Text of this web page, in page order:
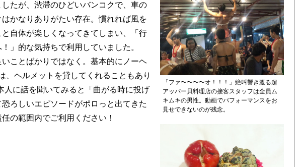
たが、渋滞のひどいバンコクで、車の
かなりありがたい存在。慣れれば風を
自体が楽しくなってきてしまい、「行
」的な気持ちで利用していました。
ことばかりではなく。基本的にノーヘ
、ヘルメットを貸してくれることもあり
人に話を聞いてみると「曲がる時に投げ
ろしいエピソードがポロっと出てきた
の範囲内でご利用ください！
「ファ〜〜〜〜オ！！！」絶叫響き渡る超
アッパー貝料理店の接客スタッフは全員ム
キムキの男性。動画でパフォーマンスをお
見せできないのが残念。